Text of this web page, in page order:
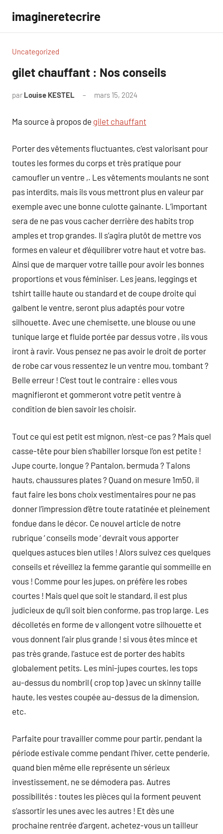
contenu
imagineretecrire
Uncategorized
gilet chauffant : Nos conseils
par Louise KESTEL mars 15, 2024
Ma source à propos de gilet chauffant
Porter des vêtements fluctuantes, c’est valorisant pour
toutes les formes du corps et très pratique pour
camoufler un ventre ,. Les vêtements moulants ne sont
pas interdits, mais ils vous mettront plus en valeur par
exemple avec une bonne culotte gainante. L’important
sera de ne pas vous cacher derrière des habits trop
amples et trop grandes. Il s’agira plutôt de mettre vos
formes en valeur et d’équilibrer votre haut et votre bas.
Ainsi que de marquer votre taille pour avoir les bonnes
proportions et vous féminiser. Les jeans, leggings et
tshirt taille haute ou standard et de coupe droite qui
galbent le ventre, seront plus adaptés pour votre
silhouette. Avec une chemisette, une blouse ou une
tunique large et fluide portée par dessus votre , ils vous
iront à ravir. Vous pensez ne pas avoir le droit de porter
de robe car vous ressentez le un ventre mou, tombant ?
Belle erreur ! C’est tout le contraire : elles vous
magnifieront et gommeront votre petit ventre à
condition de bien savoir les choisir.
Tout ce qui est petit est mignon, n’est-ce pas ? Mais quel
casse-tête pour bien s’habiller lorsque l’on est petite !
Jupe courte, longue ? Pantalon, bermuda ? Talons
hauts, chaussures plates ? Quand on mesure 1m50, il
faut faire les bons choix vestimentaires pour ne pas
donner l’impression d’être toute ratatinée et pleinement
fondue dans le décor. Ce nouvel article de notre
rubrique ‘ conseils mode ‘ devrait vous apporter
quelques astuces bien utiles ! Alors suivez ces quelques
conseils et réveillez la femme garantie qui sommeille en
vous ! Comme pour les jupes, on préfère les robes
courtes ! Mais quel que soit le standard, il est plus
judicieux de qu’il soit bien conforme, pas trop large. Les
décolletés en forme de v allongent votre silhouette et
vous donnent l’air plus grande ! si vous êtes mince et
pas très grande, l’astuce est de porter des habits
globalement petits. Les mini-jupes courtes, les tops
au-dessus du nombril ( crop top ) avec un skinny taille
haute, les vestes coupée au-dessus de la dimension,
etc.
Parfaite pour travailler comme pour partir, pendant la
période estivale comme pendant l’hiver, cette penderie,
quand bien même elle représente un sérieux
investissement, ne se démodera pas. Autres
possibilités : toutes les pièces qui la forment peuvent
s’assortir les unes avec les autres ! Et dès une
prochaine rentrée d’argent, achetez-vous un tailleur